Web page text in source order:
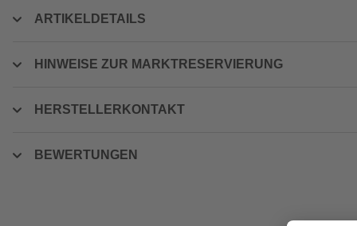
ARTIKELDETAILS
HINWEISE ZUR MARKTRESERVIERUNG
HERSTELLERKONTAKT
BEWERTUNGEN